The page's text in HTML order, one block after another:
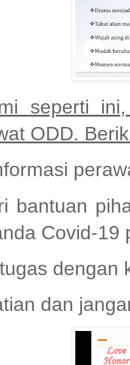
seperti
ODD.
bantuan
Covid-19
dengan
dan